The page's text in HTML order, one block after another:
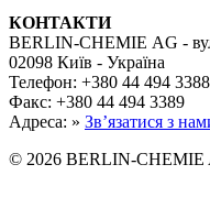
КОНТАКТИ
BERLIN-CHEMIE AG -
02098 Київ - Україна
Телефон: +380 44 494 3388
Факс: +380 44 494 3389
Адреса: » Зв’язатися з
© 2026 BERLIN-CHEMIE